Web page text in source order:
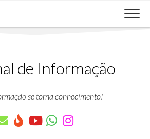
de Informação
se torna conhecimento!